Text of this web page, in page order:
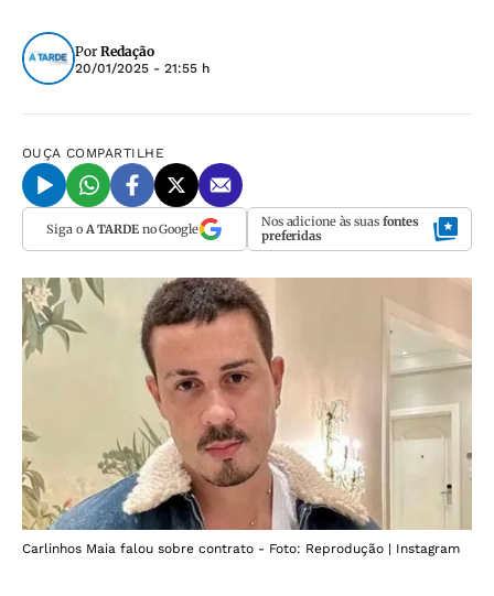
Por Redação
20/01/2025 - 21:55 h
OUÇA COMPARTILHE
Siga o A TARDEno Google Nos adicione às suas fontes
preferidas
Carlinhos Maia falou sobre contrato - Foto: Reprodução | Instagram